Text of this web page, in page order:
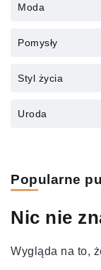
Moda
Pomysły
Styl życia
Uroda
Popularne
Nic nie
Wygląda na to,